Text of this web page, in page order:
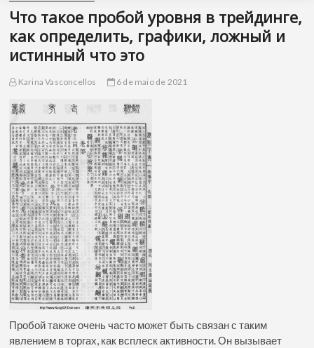
Что такое пробой уровня в трейдинге,
как определить, графики, ложный и
истинный что это
Karina Vasconcellos 6 de maio de 2021
Пробой также очень часто может быть связан с таким
явлением в торгах, как всплеск активности. Он вызывает